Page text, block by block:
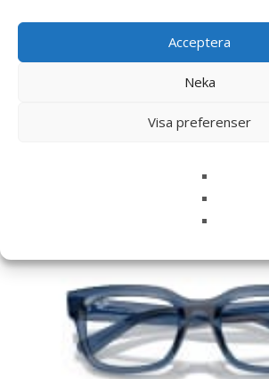
Acceptera
Neka
Visa preferenser
Spara mitt namn, min e-postadress
denna webbläsare till nästa gång jag
Relaterade produkter